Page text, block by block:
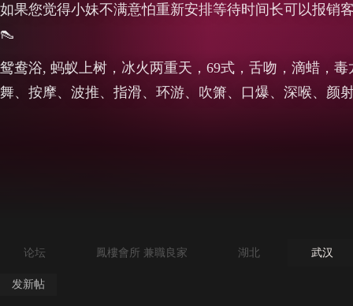
如果您觉得小妹不满意怕重新安排等待时间长可以报销
👠
鸳鸯浴, 蚂蚁上树，冰火两重天，69式，舌吻，滴蜡，
舞、按摩、波推、指滑、环游、吹箫、口爆、深喉、颜
论坛 鳳樓會所 兼職良家 湖北 武汉
发新帖